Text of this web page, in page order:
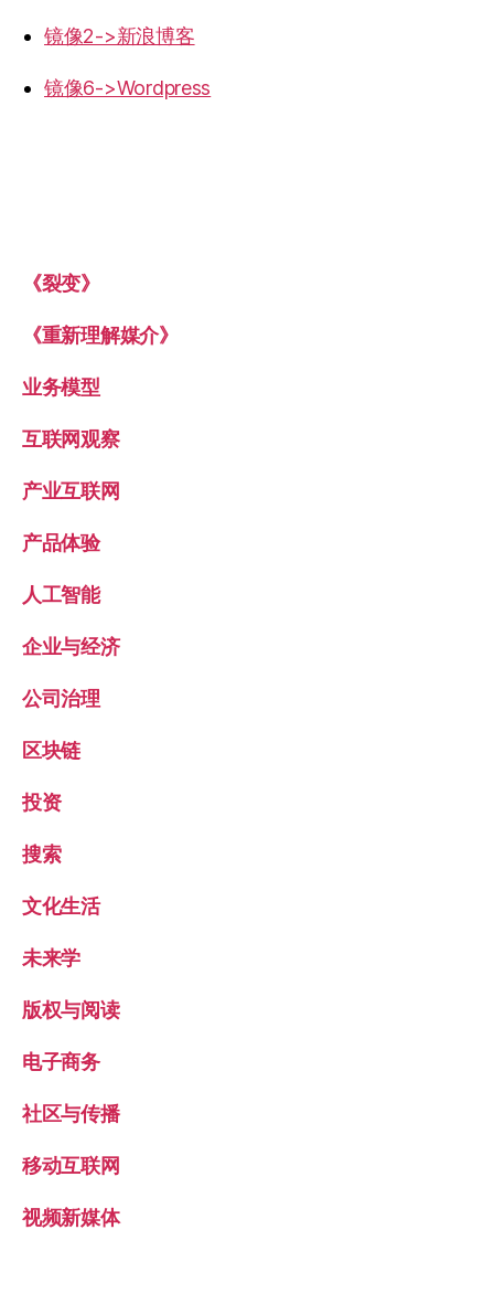
镜像2->新浪博客
镜像6->Wordpress
《裂变》
《重新理解媒介》
业务模型
互联网观察
产业互联网
产品体验
人工智能
企业与经济
公司治理
区块链
投资
搜索
文化生活
未来学
版权与阅读
电子商务
社区与传播
移动互联网
视频新媒体